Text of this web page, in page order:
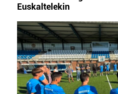
Euskaltelekin